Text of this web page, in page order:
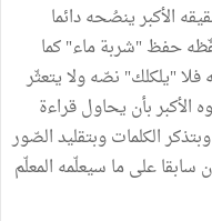
الأكبر ينصُحه دائما
حفظ "شربة ماء" كما
"يلكلك" نصّه ولا يتعثّر
بأن يحاول قراءة
الكلمات وبتقليد الصّور
على ما سيعلّمه المعلّم